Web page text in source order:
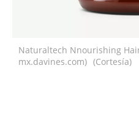
Naturaltech Nnourishing
mx.davines.com) (Cortesía)